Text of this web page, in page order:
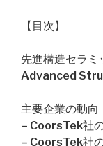
【目次】
先進構造セラ
Advanced
主要企業の動向
– CoorsTek社
– CoorsTek社